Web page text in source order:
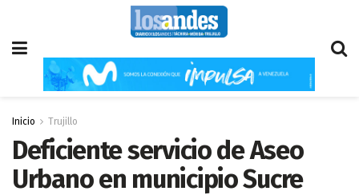
Inicio Trujillo
Deficiente servicio de Aseo
Urbano en municipio Sucre